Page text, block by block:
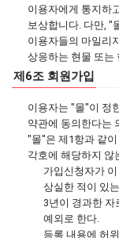
이용자에게 통지하
보상합니다. 다만, "
이용자들의 마일리
상응하는 현물 또는
제6조 회원가입
이용자는 "몰"이 정
약관에 동의한다는
"몰"은 제1항과 같
각호에 해당하지 않
가입신청자가
상실한 적이 있
3년이 경과한
예외로 한다.
등록 내용에 허